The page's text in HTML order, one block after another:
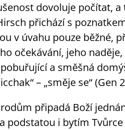
dovoluje počítat,
přichází s
v úvahu pouze běžné,
očekávání, jeho
a směšná
– „směje se“ (Gen
připadá Boží
podstatou i bytím